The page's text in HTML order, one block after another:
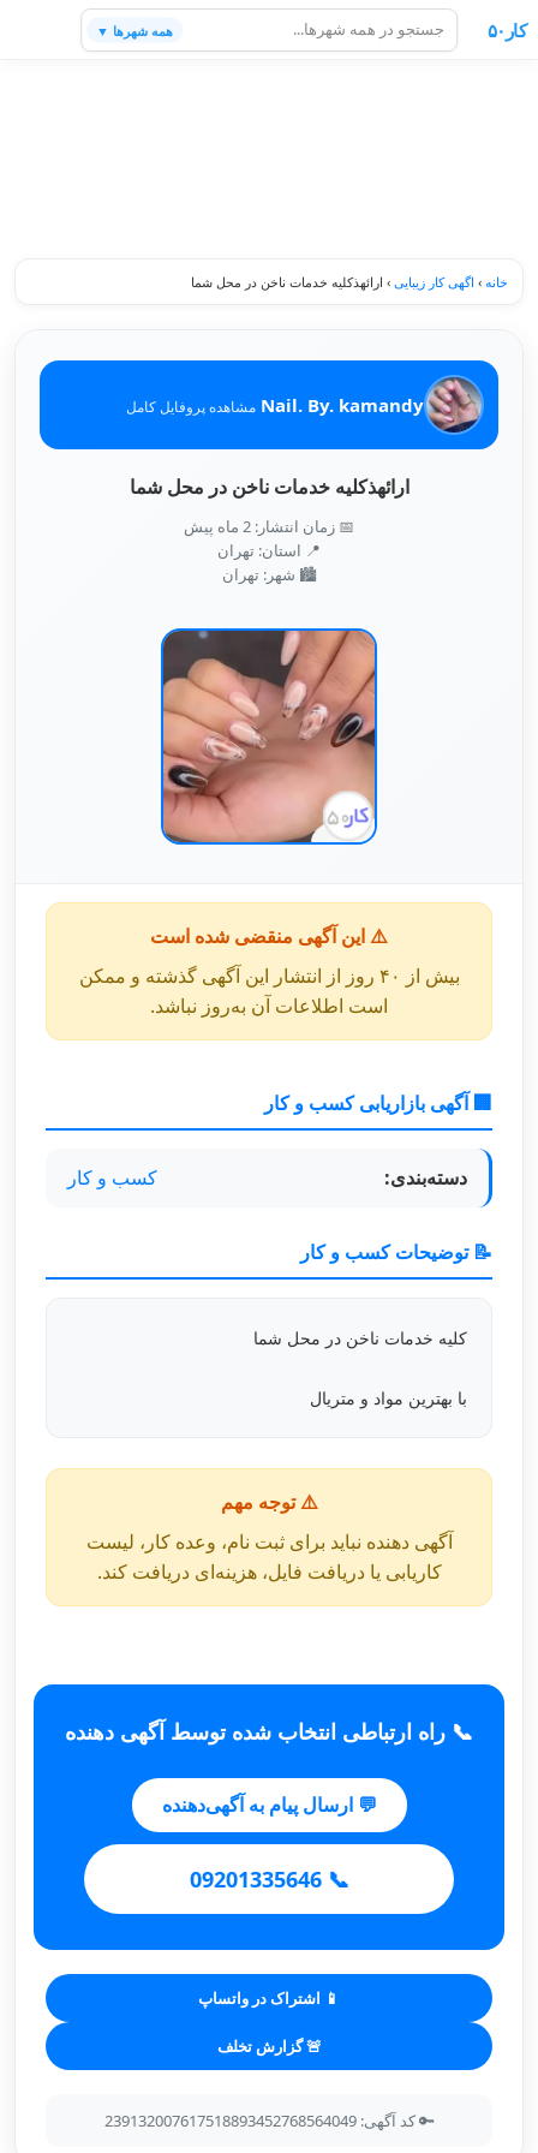
کار۵۰ همه شهرها ▼
خانه › اگهی کار زیبایی › ارائهذکلیه خدمات ناخن در محل شما
Nail. By. kamandy مشاهده پروفایل کامل
ارائهذکلیه خدمات ناخن در محل شما
📅 زمان انتشار: 2 ماه پیش
📍 استان: تهران
🏙️ شهر: تهران
⚠️ این آگهی منقضی شده است
بیش از ۴۰ روز از انتشار این آگهی گذشته و ممکن
است اطلاعات آن به‌روز نباشد.
🏢 آگهی بازاریابی کسب و کار
دسته‌بندی: کسب و کار
📝 توضیحات کسب و کار
کلیه خدمات ناخن در محل شما
با بهترین مواد و متریال
⚠️ توجه مهم
آگهی دهنده نباید برای ثبت نام، وعده کار، لیست
کاریابی یا دریافت فایل، هزینه‌ای دریافت کند.
📞 راه ارتباطی انتخاب شده توسط آگهی دهنده
💬 ارسال پیام به آگهی‌دهنده
📞 09201335646
📱 اشتراک در واتساپ
🚨 گزارش تخلف
🔑 کد آگهی: 239132007617518893452768564049